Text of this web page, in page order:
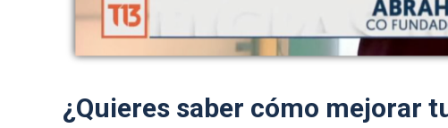
¿Quieres saber cómo mejorar